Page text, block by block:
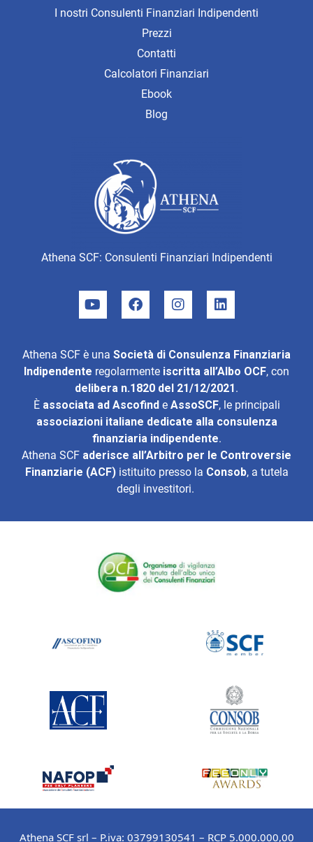
Athena SCF: Consulenti Finanziari Indipendenti
I nostri Consulenti Finanziari Indipendenti
Prezzi
Contatti
Calcolatori Finanziari
Ebook
Blog
Athena SCF è una Società di Consulenza Finanziaria
Indipendente regolarmente iscritta all’Albo OCF, con
delibera n.1820 del 21/12/2021.
È associata ad Ascofinde AssoSCF, le principali
associazioni italiane dedicate alla consulenza
finanziaria indipendente.
Athena SCF aderisce all’Arbitro per le Controversie
Finanziarie (ACF)istituito presso la Consob, a tutela
degli investitori.
Athena SCF srl – P.iva: 03799130541 – RCP 5.000.000,00